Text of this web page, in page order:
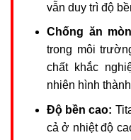
vẫn duy trì độ
Chống ăn
trong môi
chất khắc
nhiên hình
Độ bền cao:
cả ở nhiệt độ